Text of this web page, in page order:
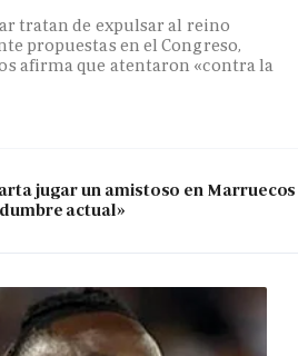
tratan de expulsar al reino
propuestas en el Congreso,
afirma que atentaron «contra la
jugar un amistoso en Marruecos
actual»